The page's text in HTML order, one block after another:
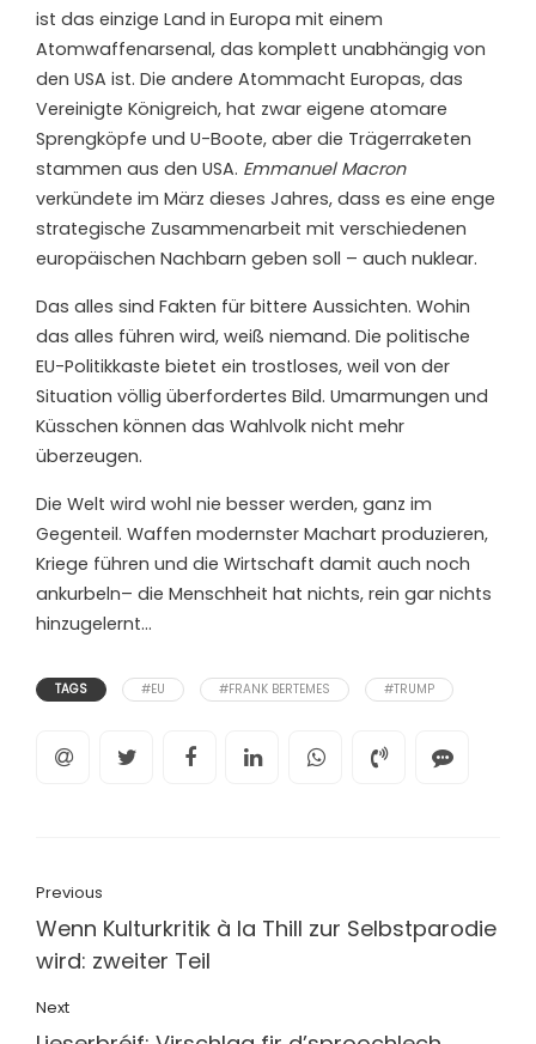
ist das einzige Land in Europa mit einem
Atomwaffenarsenal, das komplett unabhängig von
den USA ist. Die andere Atommacht Europas, das
Vereinigte Königreich, hat zwar eigene atomare
Sprengköpfe und U-Boote, aber die Trägerraketen
stammen aus den USA. Emmanuel Macron
verkündete im März dieses Jahres, dass es eine enge
strategische Zusammenarbeit mit verschiedenen
europäischen Nachbarn geben soll – auch nuklear.
Das alles sind Fakten für bittere Aussichten. Wohin
das alles führen wird, weiß niemand. Die politische
EU-Politikkaste bietet ein trostloses, weil von der
Situation völlig überfordertes Bild. Umarmungen und
Küsschen können das Wahlvolk nicht mehr
überzeugen.
Die Welt wird wohl nie besser werden, ganz im
Gegenteil. Waffen modernster Machart produzieren,
Kriege führen und die Wirtschaft damit auch noch
ankurbeln– die Menschheit hat nichts, rein gar nichts
hinzugelernt…
TAGS #EU #FRANK BERTEMES #TRUMP
Previous
Wenn Kulturkritik à la Thill zur Selbstparodie
wird: zweiter Teil
Next